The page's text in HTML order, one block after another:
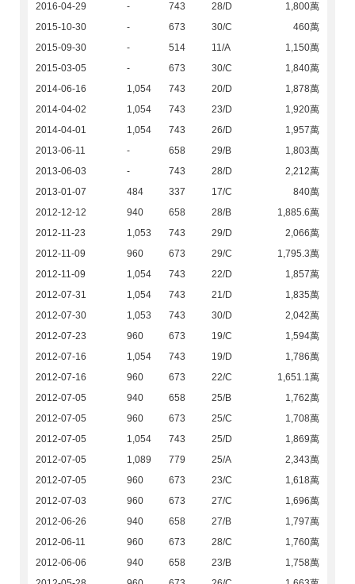
2016-04-29
- 743 28/D
1,800萬
2015-10-30
- 673 30/C
460萬
2015-09-30
- 514 11/A
1,150萬
2015-03-05
- 673 30/C
1,840萬
2014-06-16
1,054 743 20/D
1,878萬
2014-04-02
1,054 743 23/D
1,920萬
2014-04-01
1,054 743 26/D
1,957萬
2013-06-11
- 658 29/B
1,803萬
2013-06-03
- 743 28/D
2,212萬
2013-01-07
484 337 17/C
840萬
2012-12-12
940 658 28/B
1,885.6萬
2012-11-23
1,053 743 29/D
2,066萬
2012-11-09
960 673 29/C
1,795.3萬
2012-11-09
1,054 743 22/D
1,857萬
2012-07-31
1,054 743 21/D
1,835萬
2012-07-30
1,053 743 30/D
2,042萬
2012-07-23
960 673 19/C
1,594萬
2012-07-16
1,054 743 19/D
1,786萬
2012-07-16
960 673 22/C
1,651.1萬
2012-07-05
940 658 25/B
1,762萬
2012-07-05
960 673 25/C
1,708萬
2012-07-05
1,054 743 25/D
1,869萬
2012-07-05
1,089 779 25/A
2,343萬
2012-07-05
960 673 23/C
1,618萬
2012-07-03
960 673 27/C
1,696萬
2012-06-26
940 658 27/B
1,797萬
2012-06-11
960 673 28/C
1,760萬
2012-06-06
940 658 23/B
1,758萬